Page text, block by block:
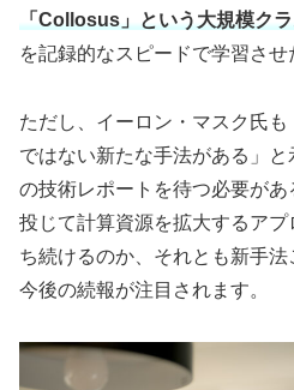
「Collosus」という大規模ク
を記録的なスピードで学習させ
ただし、イーロン・マスク氏
ではない新たな手法がある」
の技術レポートを待つ必要が
投じて計算資源を拡大するア
ち続けるのか、それとも新手法
今後の続報が注目されます。